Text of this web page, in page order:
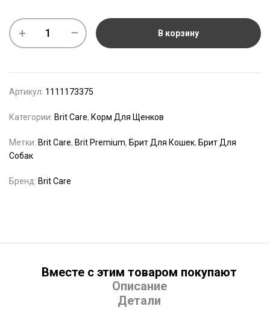
В корзину
Артикул: 1111173375
Категории: Brit Care, Корм Для Щенков
Метки: Brit Care, Brit Premium, Брит Для Кошек, Брит Для
Собак
Бренд: Brit Care
Вместе с этим товаром покупают
Описание
Детали